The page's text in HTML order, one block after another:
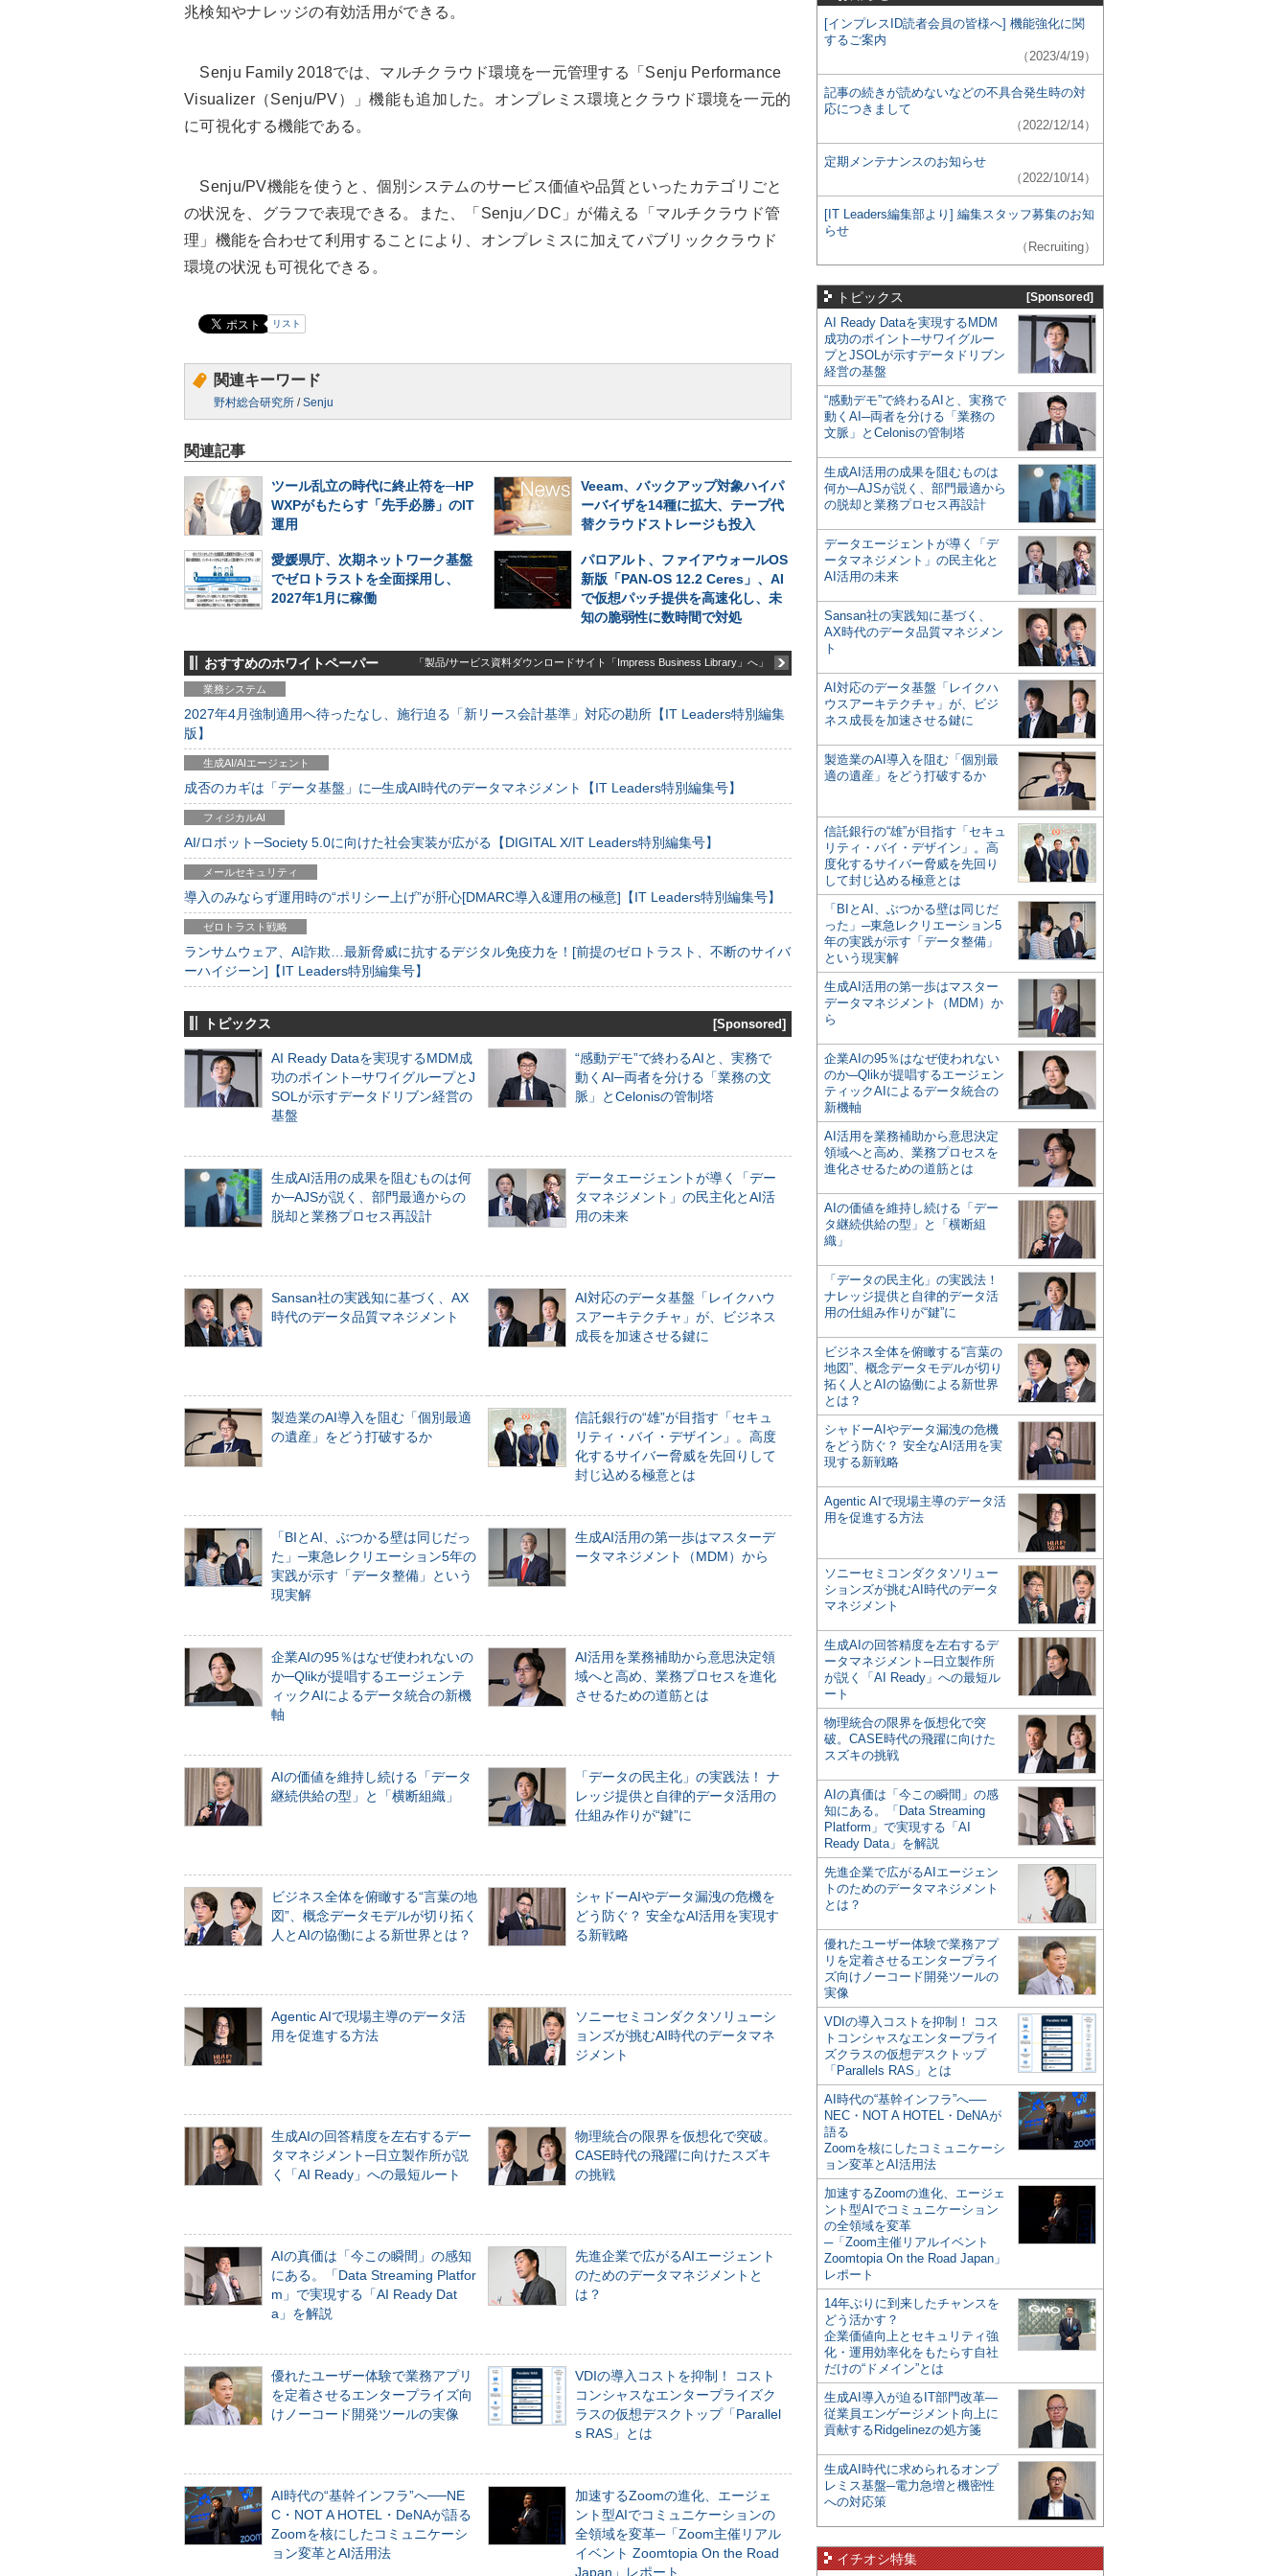
兆検知やナレッジの有効活用ができる。
Senju Family 2018では、マルチクラウド環境を一元管理する「Senju Performance
Visualizer（Senju/PV）」機能も追加した。オンプレミス環境とクラウド環境を一元的
に可視化する機能である。
Senju/PV機能を使うと、個別システムのサービス価値や品質といったカテゴリごと
の状況を、グラフで表現できる。また、「Senju／DC」が備える「マルチクラウド管
理」機能を合わせて利用することにより、オンプレミスに加えてパブリッククラウド
環境の状況も可視化できる。
リスト
関連キーワード
野村総合研究所 /Senju
関連記事
ツール乱立の時代に終止符を─HP
WXPがもたらす「先手必勝」のIT
運用
Veeam、バックアップ対象ハイパ
ーバイザを14種に拡大、テープ代
替クラウドストレージも投入
愛媛県庁、次期ネットワーク基盤
でゼロトラストを全面採用し、
2027年1月に稼働
パロアルト、ファイアウォールOS
新版「PAN-OS 12.2 Ceres」、AI
で仮想パッチ提供を高速化し、未
知の脆弱性に数時間で対処
おすすめのホワイトペーパー 「製品/サービス資料ダウンロードサイト「Impress Business Library」へ」
業務システム
2027年4月強制適用へ待ったなし、施行迫る「新リース会計基準」対応の勘所【IT Leaders特別編集
版】
生成AI/AIエージェント
成否のカギは「データ基盤」に─生成AI時代のデータマネジメント【IT Leaders特別編集号】
フィジカルAI
AI/ロボット─Society 5.0に向けた社会実装が広がる【DIGITAL X/IT Leaders特別編集号】
メールセキュリティ
導入のみならず運用時の“ポリシー上げ”が肝心[DMARC導入&運用の極意]【IT Leaders特別編集号】
ゼロトラスト戦略
ランサムウェア、AI詐欺…最新脅威に抗するデジタル免疫力を！[前提のゼロトラスト、不断のサイバ
ーハイジーン]【IT Leaders特別編集号】
トピックス [Sponsored]
AI Ready Dataを実現するMDM成
功のポイント─サワイグループとJ
SOLが示すデータドリブン経営の
基盤
“感動デモ”で終わるAIと、実務で
動くAI─両者を分ける「業務の文
脈」とCelonisの管制塔
生成AI活用の成果を阻むものは何
か─AJSが説く、部門最適からの
脱却と業務プロセス再設計
データエージェントが導く「デー
タマネジメント」の民主化とAI活
用の未来
Sansan社の実践知に基づく、AX
時代のデータ品質マネジメント
AI対応のデータ基盤「レイクハウ
スアーキテクチャ」が、ビジネス
成長を加速させる鍵に
製造業のAI導入を阻む「個別最適
の遺産」をどう打破するか
信託銀行の“雄”が目指す「セキュ
リティ・バイ・デザイン」。高度
化するサイバー脅威を先回りして
封じ込める極意とは
「BIとAI、ぶつかる壁は同じだっ
た」─東急レクリエーション5年の
実践が示す「データ整備」という
現実解
生成AI活用の第一歩はマスターデ
ータマネジメント（MDM）から
企業AIの95％はなぜ使われないの
か─Qlikが提唱するエージェンテ
ィックAIによるデータ統合の新機
軸
AI活用を業務補助から意思決定領
域へと高め、業務プロセスを進化
させるための道筋とは
AIの価値を維持し続ける「データ
継続供給の型」と「横断組織」
「データの民主化」の実践法！ ナ
レッジ提供と自律的データ活用の
仕組み作りが“鍵”に
ビジネス全体を俯瞰する“言葉の地
図”、概念データモデルが切り拓く
人とAIの協働による新世界とは？
シャドーAIやデータ漏洩の危機を
どう防ぐ？ 安全なAI活用を実現す
る新戦略
Agentic AIで現場主導のデータ活
用を促進する方法
ソニーセミコンダクタソリューシ
ョンズが挑むAI時代のデータマネ
ジメント
生成AIの回答精度を左右するデー
タマネジメント─日立製作所が説
く「AI Ready」への最短ルート
物理統合の限界を仮想化で突破。
CASE時代の飛躍に向けたスズキ
の挑戦
AIの真価は「今この瞬間」の感知
にある。「Data Streaming Platfor
m」で実現する「AI Ready Dat
a」を解説
先進企業で広がるAIエージェント
のためのデータマネジメントと
は？
優れたユーザー体験で業務アプリ
を定着させるエンタープライズ向
けノーコード開発ツールの実像
VDIの導入コストを抑制！ コスト
コンシャスなエンタープライズク
ラスの仮想デスクトップ「Parallel
s RAS」とは
AI時代の“基幹インフラ”へ──NE
C・NOT A HOTEL・DeNAが語る
Zoomを核にしたコミュニケーシ
ョン変革とAI活用法
加速するZoomの進化、エージェ
ント型AIでコミュニケーションの
全領域を変革─「Zoom主催リアル
イベント Zoomtopia On the Road
Japan」レポート
[インプレスID読者会員の皆様へ] 機能強化に関
するご案内
（2023/4/19）
記事の続きが読めないなどの不具合発生時の対
応につきまして
（2022/12/14）
定期メンテナンスのお知らせ
（2022/10/14）
[IT Leaders編集部より] 編集スタッフ募集のお知
らせ
（Recruiting）
トピックス [Sponsored]
AI Ready Dataを実現するMDM
成功のポイント─サワイグルー
プとJSOLが示すデータドリブン
経営の基盤
“感動デモ”で終わるAIと、実務で
動くAI─両者を分ける「業務の
文脈」とCelonisの管制塔
生成AI活用の成果を阻むものは
何か─AJSが説く、部門最適から
の脱却と業務プロセス再設計
データエージェントが導く「デ
ータマネジメント」の民主化と
AI活用の未来
Sansan社の実践知に基づく、
AX時代のデータ品質マネジメン
ト
AI対応のデータ基盤「レイクハ
ウスアーキテクチャ」が、ビジ
ネス成長を加速させる鍵に
製造業のAI導入を阻む「個別最
適の遺産」をどう打破するか
信託銀行の“雄”が目指す「セキュ
リティ・バイ・デザイン」。高
度化するサイバー脅威を先回り
して封じ込める極意とは
「BIとAI、ぶつかる壁は同じだ
った」─東急レクリエーション5
年の実践が示す「データ整備」
という現実解
生成AI活用の第一歩はマスター
データマネジメント（MDM）か
ら
企業AIの95％はなぜ使われない
のか─Qlikが提唱するエージェン
ティックAIによるデータ統合の
新機軸
AI活用を業務補助から意思決定
領域へと高め、業務プロセスを
進化させるための道筋とは
AIの価値を維持し続ける「デー
タ継続供給の型」と「横断組
織」
「データの民主化」の実践法！
ナレッジ提供と自律的データ活
用の仕組み作りが“鍵”に
ビジネス全体を俯瞰する“言葉の
地図”、概念データモデルが切り
拓く人とAIの協働による新世界
とは？
シャドーAIやデータ漏洩の危機
をどう防ぐ？ 安全なAI活用を実
現する新戦略
Agentic AIで現場主導のデータ活
用を促進する方法
ソニーセミコンダクタソリュー
ションズが挑むAI時代のデータ
マネジメント
生成AIの回答精度を左右するデ
ータマネジメント─日立製作所
が説く「AI Ready」への最短ル
ート
物理統合の限界を仮想化で突
破。CASE時代の飛躍に向けた
スズキの挑戦
AIの真価は「今この瞬間」の感
知にある。「Data Streaming
Platform」で実現する「AI
Ready Data」を解説
先進企業で広がるAIエージェン
トのためのデータマネジメント
とは？
優れたユーザー体験で業務アプ
リを定着させるエンタープライ
ズ向けノーコード開発ツールの
実像
VDIの導入コストを抑制！ コス
トコンシャスなエンタープライ
ズクラスの仮想デスクトップ
「Parallels RAS」とは
AI時代の“基幹インフラ”へ──
NEC・NOT A HOTEL・DeNAが
語る
Zoomを核にしたコミュニケーシ
ョン変革とAI活用法
加速するZoomの進化、エージェ
ント型AIでコミュニケーション
の全領域を変革
─「Zoom主催リアルイベント
Zoomtopia On the Road Japan」
レポート
14年ぶりに到来したチャンスを
どう活かす？
企業価値向上とセキュリティ強
化・運用効率化をもたらす自社
だけの“ドメイン”とは
生成AI導入が迫るIT部門改革―
従業員エンゲージメント向上に
貢献するRidgelinezの処方箋
生成AI時代に求められるオンプ
レミス基盤─電力急増と機密性
への対応策
イチオシ特集